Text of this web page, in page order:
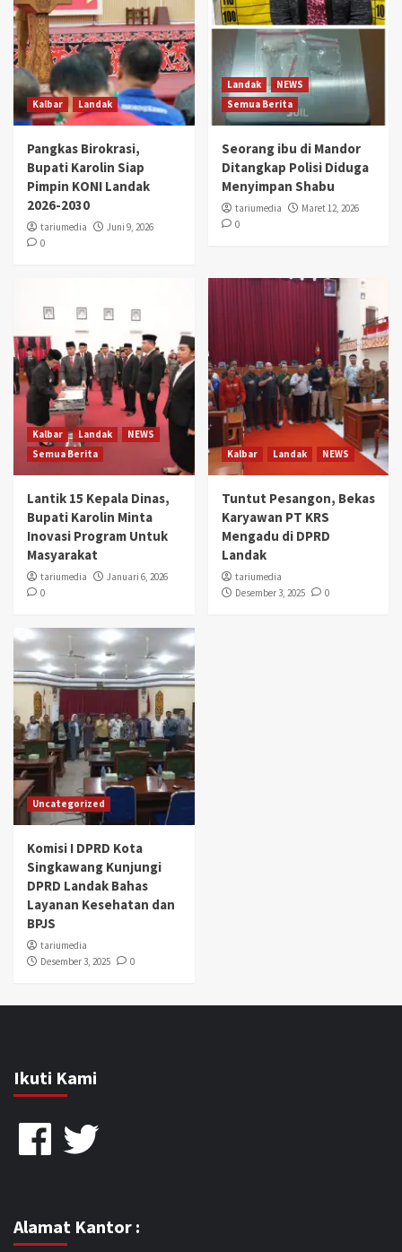
Kalbar Landak
Pangkas Birokrasi,
Bupati Karolin Siap
Pimpin KONI Landak
2026-2030
tariumedia
Juni 9, 2026
0
Landak
NEWS
Semua Berita
Seorang ibu di Mandor
Ditangkap Polisi Diduga
Menyimpan Shabu
tariumedia
Maret 12, 2026
0
Kalbar Landak
NEWS
Semua Berita
Lantik 15 Kepala Dinas,
Bupati Karolin Minta
Inovasi Program Untuk
Masyarakat
tariumedia
Januari 6, 2026
0
Kalbar Landak NEWS
Tuntut Pesangon, Bekas
Karyawan PT KRS
Mengadu di DPRD
Landak
tariumedia
Desember 3, 2025
0
Uncategorized
Komisi I DPRD Kota
Singkawang Kunjungi
DPRD Landak Bahas
Layanan Kesehatan dan
BPJS
tariumedia
Desember 3, 2025
0
Ikuti Kami
FacebookTwitter
Alamat Kantor :